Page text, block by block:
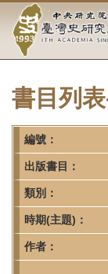
要
中
央
研
究
院-
臺
灣
史
研
書目列
編號：
出版書目：
類別：
時期(主題)：
作者：